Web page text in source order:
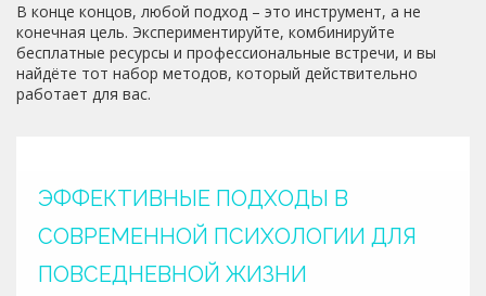
В конце концов, любой подход – это инструмент, а не
конечная цель. Экспериментируйте, комбинируйте
бесплатные ресурсы и профессиональные встречи, и вы
найдёте тот набор методов, который действительно
работает для вас.
ЭФФЕКТИВНЫЕ ПОДХОДЫ В
СОВРЕМЕННОЙ ПСИХОЛОГИИ ДЛЯ
ПОВСЕДНЕВНОЙ ЖИЗНИ